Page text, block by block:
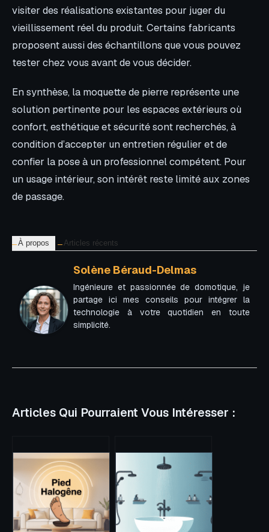
visiter des réalisations existantes pour juger du
vieillissement réel du produit. Certains fabricants
proposent aussi des échantillons que vous pouvez
tester chez vous avant de vous décider.
En synthèse, la moquette de pierre représente une
solution pertinente pour les espaces extérieurs où
confort, esthétique et sécurité sont recherchés, à
condition d’accepter un entretien régulier et de
confier la pose à un professionnel compétent. Pour
un usage intérieur, son intérêt reste limité aux zones
de passage.
À propos Articles récents
Solène Béraud-Delmas
Ingénieure et passionnée de domotique, je
partage ici mes conseils pour intégrer la
technologie à votre quotidien en toute
simplicité.
Articles Qui Pourraient Vous Intéresser :